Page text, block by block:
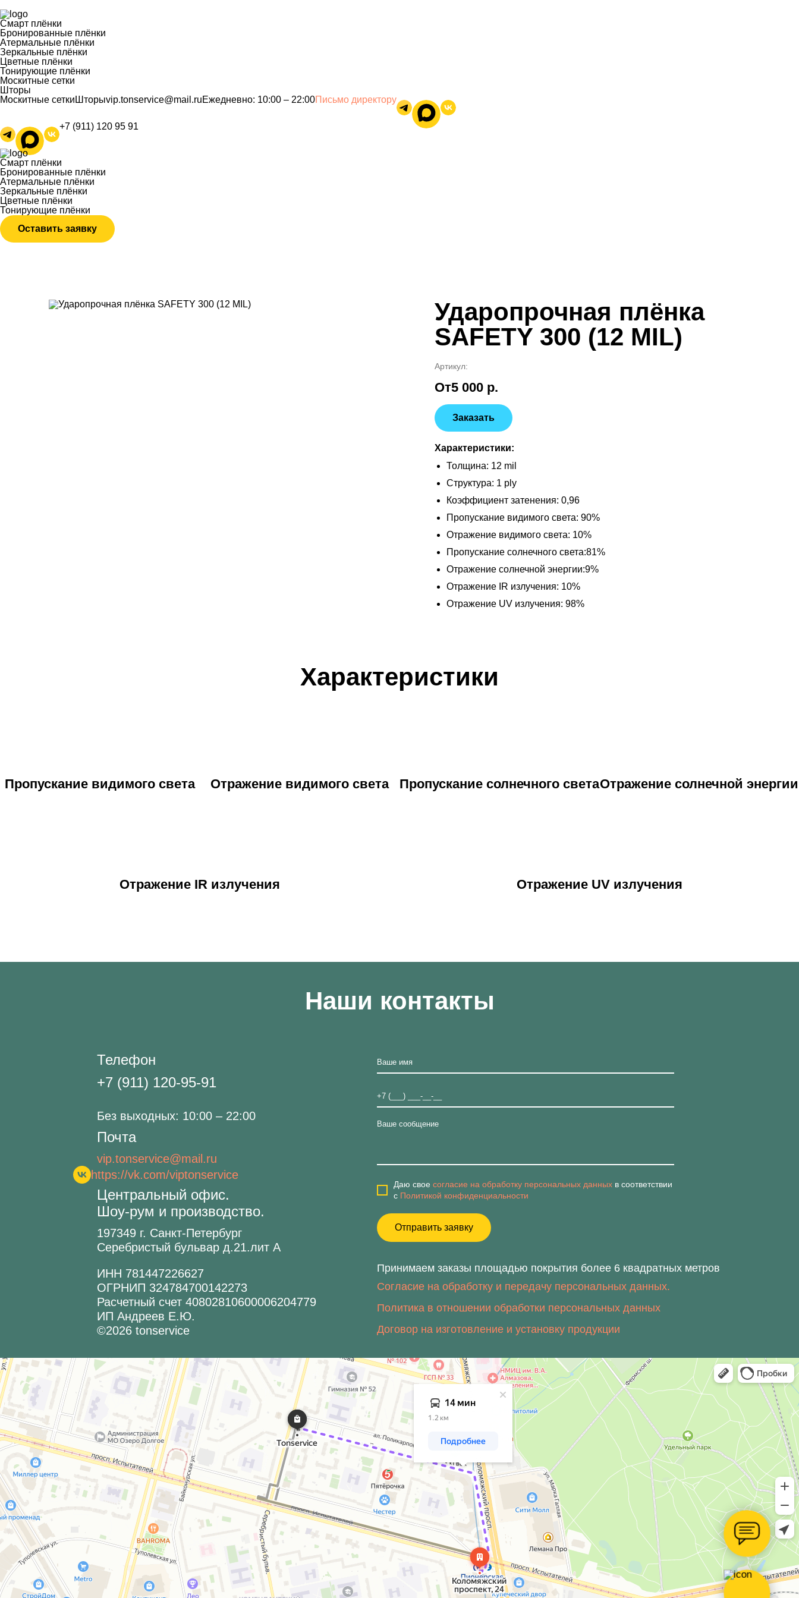
Смарт плёнки
Бронированные плёнки
Атермальные плёнки
Зеркальные плёнки
Цветные плёнки
Тонирующие плёнки
Москитные сетки
Шторы
Москитные сетки Шторыvip.tonservice@mail.ruЕжедневно: 10:00 – 22:00Письмо директору
+7 (911) 120 95 91
Смарт плёнки
Бронированные плёнки
Атермальные плёнки
Зеркальные плёнки
Цветные плёнки
Тонирующие плёнки
Оставить заявку
Ударопрочная плёнка
SAFETY 300 (12 MIL)
Артикул:
От5 000 р.
Заказать
Характеристики:
Толщина: 12 mil
Структура: 1 ply
Коэффициент затенения: 0,96
Пропускание видимого света: 90%
Отражение видимого света: 10%
Пропускание солнечного света:81%
Отражение солнечной энергии:9%
Отражение IR излучения: 10%
Отражение UV излучения: 98%
Характеристики
Пропускание видимого света Отражение видимого света Пропускание солнечного светаОтражение солнечной энергии
Отражение IR излучения Отражение UV излучения
Наши контакты
Телефон
+7 (911) 120-95-91
Без выходных: 10:00 – 22:00
Почта
vip.tonservice@mail.ru
https://vk.com/viptonservice
Центральный офис.
Шоу-рум и производство.
197349 г. Санкт-Петербург
Серебристый бульвар д.21.лит А
ИНН 781447226627
ОГРНИП 324784700142273
Расчетный счет 40802810600006204779
ИП Андреев Е.Ю.
©2026 tonservice
Даю свое согласие на обработку персональных данных в соответствии
с Политикой конфиденциальности
Принимаем заказы площадью покрытия более 6 квадратных метров
Согласие на обработку и передачу персональных данных.
Политика в отношении обработки персональных данных
Договор на изготовление и установку продукции